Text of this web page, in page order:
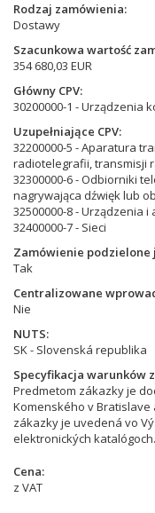
Rodzaj zamówienia
Dostawy
Szacunkowa wartość
354 680,03 EUR
Główny CPV
30200000-1 - Urządzenia
Uzupełniające CPV
32200000-5 - Aparatura
radiotelegrafii, transmisji
32300000-6 - Odbiorniki
nagrywająca dźwięk lub
32500000-8 - Urządzenia
32400000-7 - Sieci
Zamówienie podzielone
Tak
Centralizowane
Nie
NUTS
SK - Slovenská republika
Specyfikacja warunków
Predmetom zákazky je
Komenského v Bratislave
zákazky je uvedená vo
elektronických katalógoch.
Cena
z VAT